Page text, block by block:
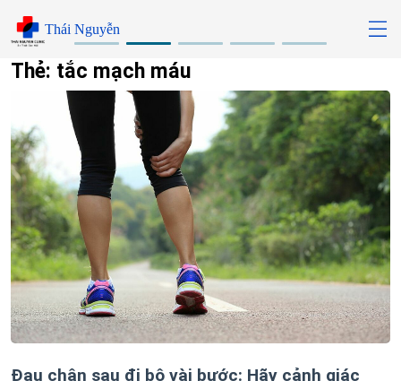
content
Thái Nguyễn
Thẻ: tắc mạch máu
Đau chân sau đi bộ vài bước: Hãy cảnh giác